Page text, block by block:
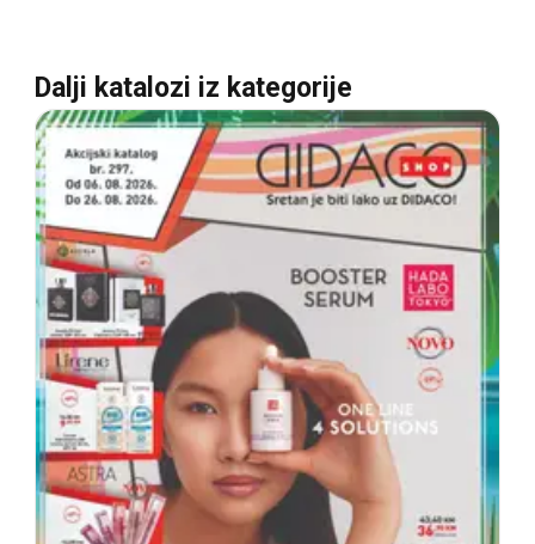
Dalji katalozi iz kategorije